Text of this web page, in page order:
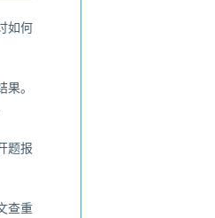
如何
。
题报
查重